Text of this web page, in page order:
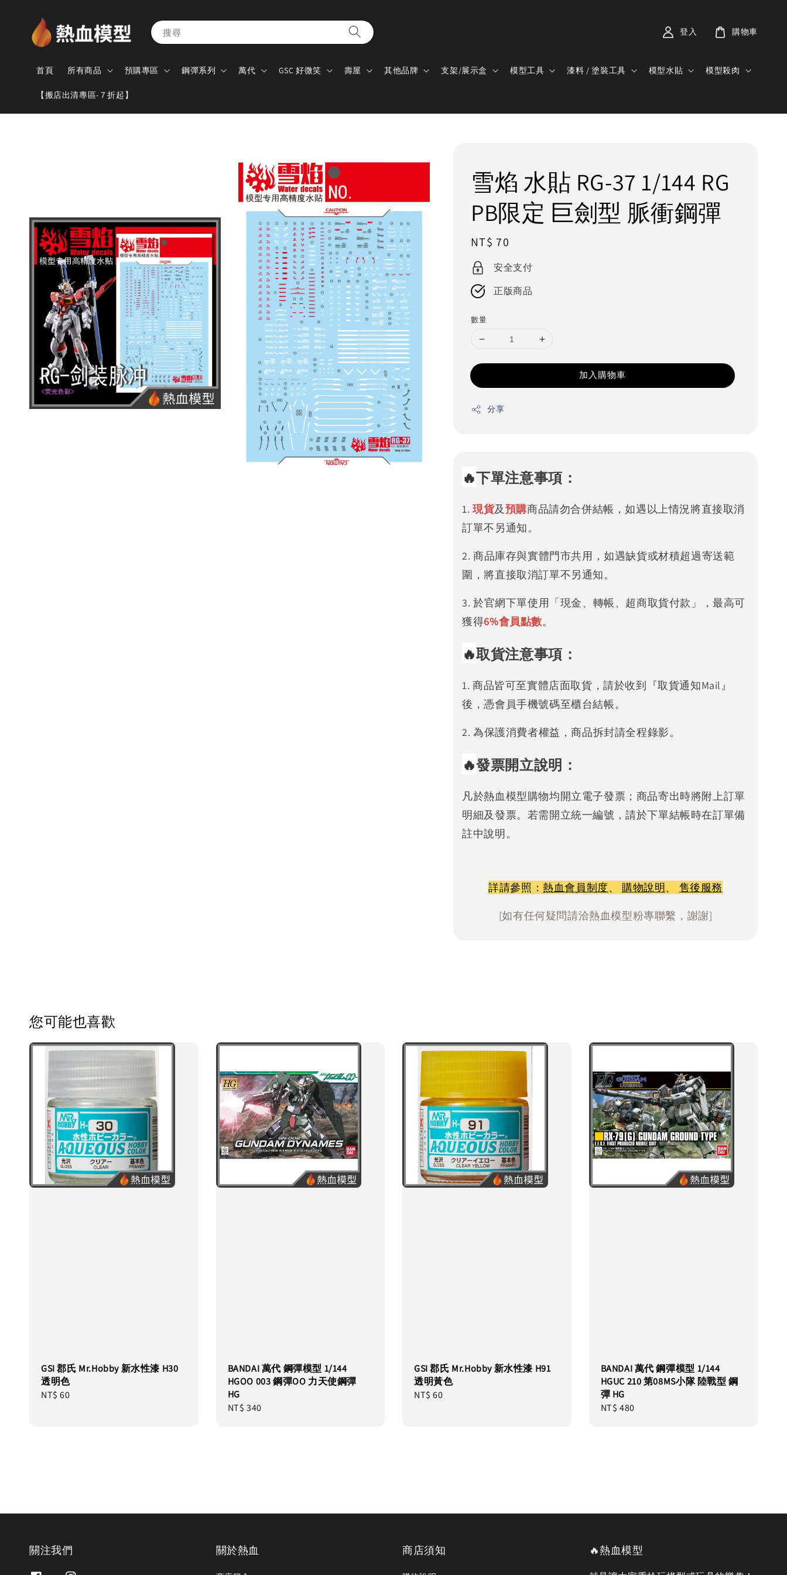
搜尋
首頁 所有商品 預購專區 鋼彈系列 萬代 GSC 好微笑 壽屋 其他品牌 支架/展示盒 模型工具 漆料 / 塗裝工具 模型水貼 模型殺肉
【搬店出清專區-７折起】
登入 購物車
雪焰 水貼 RG-37 1/144 RG
PB限定 巨劍型 脈衝鋼彈
Regular
price
NT$ 70
安全支付
正版商品
數量
加入購物車
分享
🔥下單注意事項：
1. 現貨及預購商品請勿合併結帳，如遇以上情況將直接取消
訂單不另通知。
2. 商品庫存與實體門市共用，如遇缺貨或材積超過寄送範
圍，將直接取消訂單不另通知。
3. 於官網下單使用「現金、轉帳、超商取貨付款」，最高可
獲得6%會員點數。
🔥取貨注意事項：
1. 商品皆可至實體店面取貨，請於收到『取貨通知Mail』
後，憑會員手機號碼至櫃台結帳。
2. 為保護消費者權益，商品拆封請全程錄影。
🔥發票開立說明：
凡於熱血模型購物均開立電子發票；商品寄出時將附上訂單
明細及發票。若需開立統一編號，請於下單結帳時在訂單備
註中說明。
詳請參照：熱血會員制度、 購物說明、 售後服務
[如有任何疑問請洽熱血模型粉專聯繫，謝謝]
您可能也喜歡
GSI 郡氏 Mr.Hobby 新水性漆 H30
透明色
Regular
NT$ 60
BANDAI 萬代 鋼彈模型 1/144
HGOO 003 鋼彈OO 力天使鋼彈
HG
Regular
NT$ 340
GSI 郡氏 Mr.Hobby 新水性漆 H91
透明黃色
Regular
NT$ 60
BANDAI 萬代 鋼彈模型 1/144
HGUC 210 第08MS小隊 陸戰型 鋼
彈 HG
Regular
NT$ 480
關注我們 關於熱血 商店須知 🔥熱血模型